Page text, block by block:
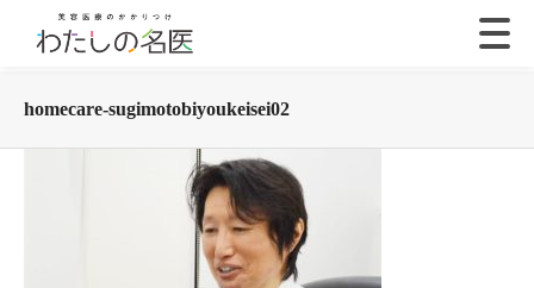
homecare-sugimotobiyoukeisei02